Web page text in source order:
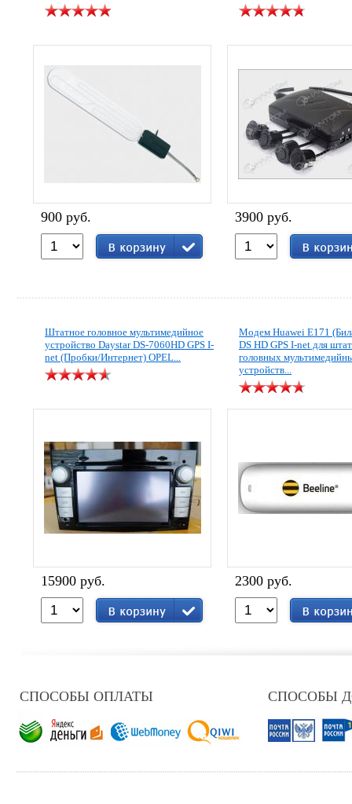
900 руб. 3900 руб.
Штатное головное мультимедийное
устройство Daystar DS-7060HD GPS I-
net (Пробки/Интернет) OPEL...
15900 руб.
Модем Huawei E171
DS HD GPS I-net для
головных
устройств...
2300 руб.
СПОСОБЫ ОПЛАТЫ СПОСОБЫ